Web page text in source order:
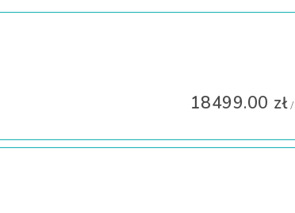
18499.00 zł/